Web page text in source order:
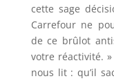
cette sage
Carrefour ne
de ce brûlot
votre réactivité.
nous lit : qu’il